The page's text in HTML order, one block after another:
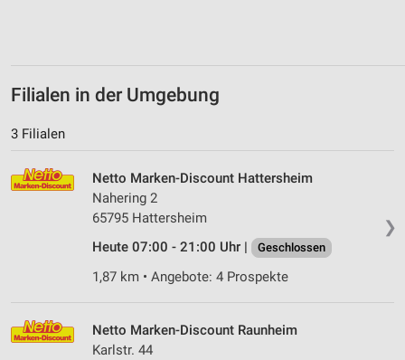
Filialen in der Umgebung
3 Filialen
❯
Netto Marken-Discount Hattersheim
Nahering 2
65795 Hattersheim
Heute 07:00 - 21:00 Uhr |
Geschlossen
1,87 km • Angebote: 4 Prospekte
Netto Marken-Discount Raunheim
Karlstr. 44